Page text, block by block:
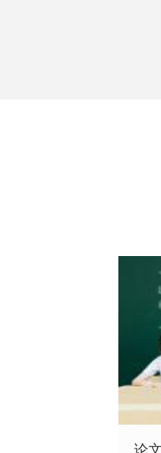
论